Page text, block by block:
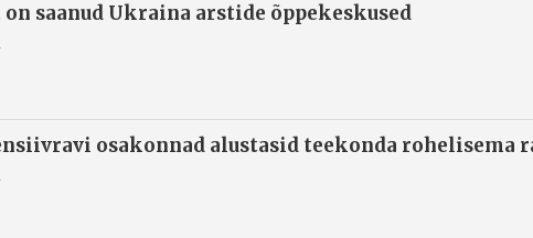
saanud Ukraina arstide õppekeskused
osakonnad alustasid teekonda rohelisema